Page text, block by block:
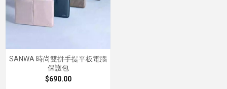
SANWA 時尚雙拼手提平板電腦
保護包
$690.00